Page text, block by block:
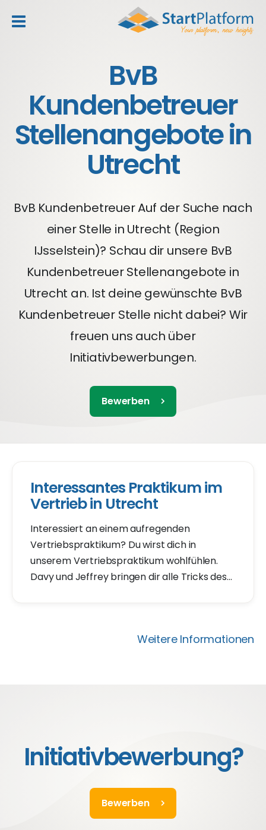
BvB
Kundenbetreuer
Stellenangebote in
Utrecht
BvB Kundenbetreuer Auf der Suche nach
einer Stelle in Utrecht (Region
IJsselstein)? Schau dir unsere BvB
Kundenbetreuer Stellenangebote in
Utrecht an. Ist deine gewünschte BvB
Kundenbetreuer Stelle nicht dabei? Wir
freuen uns auch über
Initiativbewerbungen.
Bewerben
Interessantes Praktikum im
Vertrieb in Utrecht
Interessiert an einem aufregenden
Vertriebspraktikum? Du wirst dich in
unserem Vertriebspraktikum wohlfühlen.
Davy und Jeffrey bringen dir alle Tricks des
innerhalb von 2 Tagen zu einemWeitere Informationen
Initiativbewerbung?
Bewerben
header_toggle_navigation